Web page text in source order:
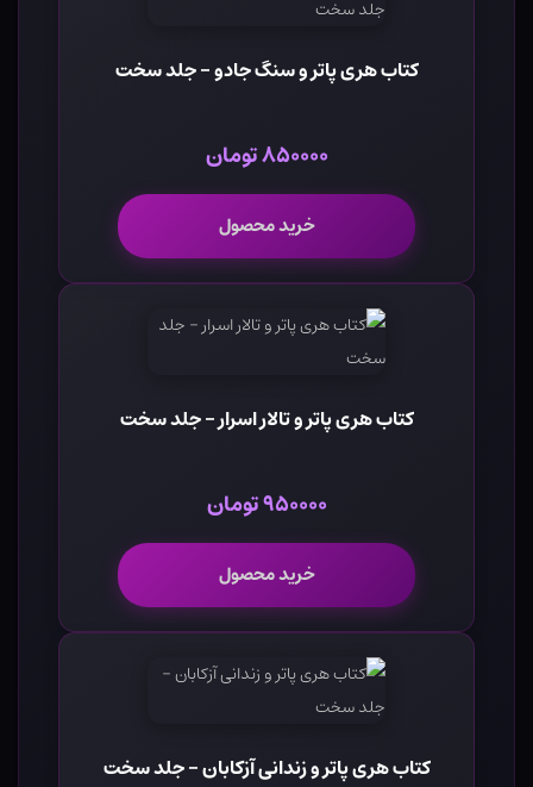
کتاب هری پاتر و سنگ جادو - جلد سخت
۸۵۰۰۰۰ تومان
خرید محصول
کتاب هری پاتر و تالار اسرار - جلد سخت
۹۵۰۰۰۰ تومان
خرید محصول
کتاب هری پاتر و زندانی آزکابان - جلد سخت